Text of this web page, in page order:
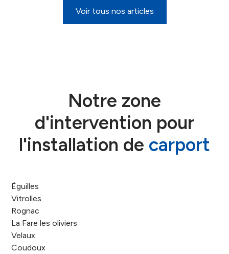
Voir tous nos articles
Notre zone
d'intervention pour
l'installation de carport
Éguilles
Vitrolles
Rognac
La Fare les oliviers
Velaux
Coudoux